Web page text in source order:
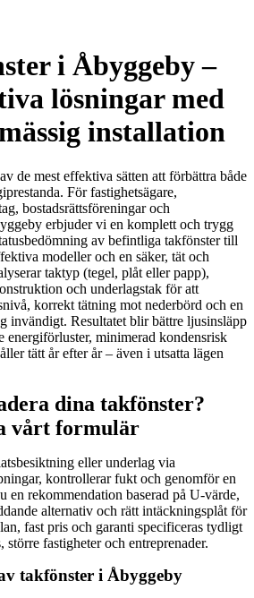
i Åbyggeby –
lösningar med
installation
de mest effektiva sätten att förbättra både
För fastighetsägare,
bostadsrättsföreningar och
erbjuder vi en komplett och trygg
av befintliga takfönster till
modeller och en säker, tät och
taktyp (tegel, plåt eller papp),
och underlagstak för att
korrekt tätning mot nederbörd och en
invändigt. Resultatet blir bättre ljusinsläpp
energiförluster, minimerad kondensrisk
tätt år efter år – även i utsatta lägen
dina takfönster?
vårt formulär
eller underlag via
kontrollerar fukt och genomför en
en rekommendation baserad på U-värde,
alternativ och rätt intäckningsplåt för
fast pris och garanti specificeras tydligt
större fastigheter och entreprenader.
takfönster i Åbyggeby